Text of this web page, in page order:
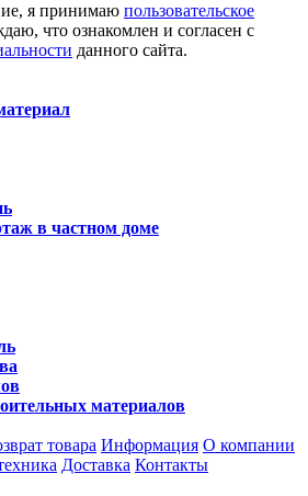
я принимаю пользовательское
что ознакомлен и согласен с
данного сайта.
в частном доме
материалов
товара Информация О компании
Доставка Контакты